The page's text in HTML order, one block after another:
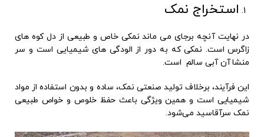
استخراج نمک
در نهایت آنچه برجای می ماند نمکی خاص و طبیعی از دل کوه های
زاگرس است. نمکی که به دور از الودگی های شیمیایی است و سر
منشا آن آبی سالم است.
این فرآیند، برخلاف تولید صنعتی نمک، ساده و بدون استفاده از مواد
شیمیایی است و همین ویژگی باعث حفظ خلوص و خواص طبیعی
نمک سرآقاسید می‌شود.